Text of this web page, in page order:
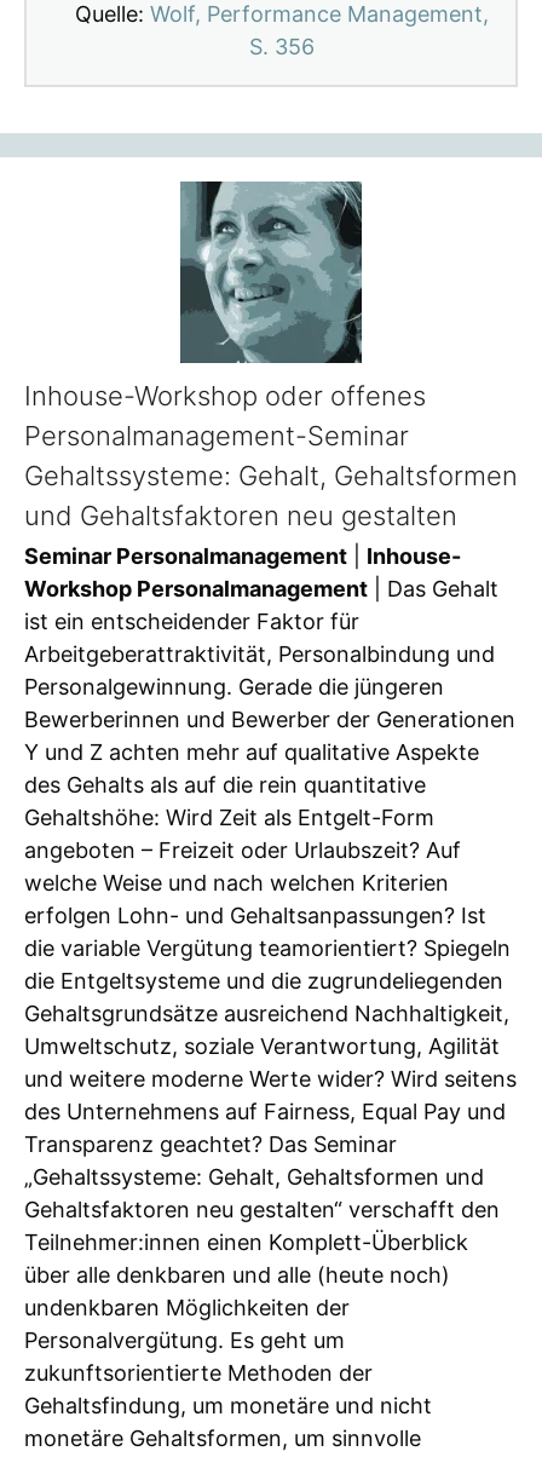
Quelle: Wolf, Performance Management,
S. 356
Inhouse-Workshop oder offenes
Personalmanagement-Seminar
Gehaltssysteme: Gehalt, Gehaltsformen
und Gehaltsfaktoren neu gestalten
Seminar Personalmanagement
Inhouse-
Workshop Personalmanagement | Das Gehalt
ist ein entscheidender Faktor für
Arbeitgeberattraktivität, Personalbindung und
Personalgewinnung. Gerade die jüngeren
Bewerberinnen und Bewerber der Generationen
Y und Z achten mehr auf qualitative Aspekte
des Gehalts als auf die rein quantitative
Gehaltshöhe: Wird Zeit als Entgelt-Form
angeboten – Freizeit oder Urlaubszeit? Auf
welche Weise und nach welchen Kriterien
erfolgen Lohn- und Gehaltsanpassungen? Ist
die variable Vergütung teamorientiert? Spiegeln
die Entgeltsysteme und die zugrundeliegenden
Gehaltsgrundsätze ausreichend Nachhaltigkeit,
Umweltschutz, soziale Verantwortung, Agilität
und weitere moderne Werte wider? Wird seitens
des Unternehmens auf Fairness, Equal Pay und
Transparenz geachtet? Das Seminar
„Gehaltssysteme: Gehalt, Gehaltsformen und
Gehaltsfaktoren neu gestalten“ verschafft den
Teilnehmer:innen einen Komplett-Überblick
über alle denkbaren und alle (heute noch)
undenkbaren Möglichkeiten der
Personalvergütung. Es geht um
zukunftsorientierte Methoden der
Gehaltsfindung, um monetäre und nicht
monetäre Gehaltsformen, um sinnvolle